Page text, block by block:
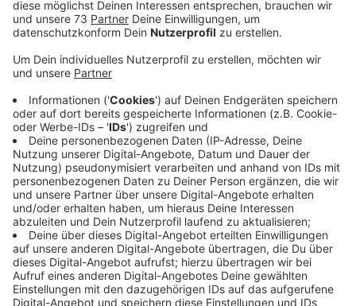
Anzeige
Die meisten Menschen, die hier im Westmünsterland
zu Hause sind, leben gerne hier und engagieren sich oft
auch für ihren Ort. So wie in Marbeck, dem Borkener
Dorf, das jetzt beim Wettbewerb "Unser Dorf hat
Zukunft" auf NRW Ebene gewonnen hat. Der Kreis
Borken findet, dass die Bewerbung für diesen
Wettbewerb so gelungen ist, dass sie eine weitere
Auszeichnung verdient hat und verleiht Marbeck
deshalb den Heimat-Preis 2022. 5.000 Euro gibt es
dafür, die Landrat Kai Zwicker im Heimathaus in